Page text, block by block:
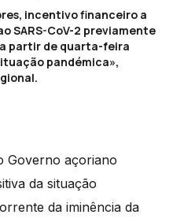
incentivo financeiro a
SARS-CoV-2 previamente
partir de quarta-feira
pandémica»,
Governo açoriano
da situação
da iminência da